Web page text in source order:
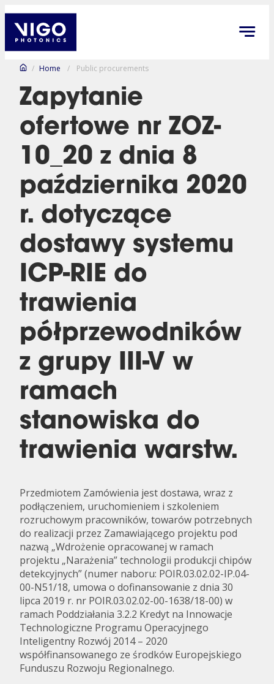
/ Home / Public procurements
Zapytanie
ofertowe nr ZOZ-
10_20 z dnia 8
października 2020
r. dotyczące
dostawy systemu
ICP-RIE do
trawienia
półprzewodników
z grupy III-V w
ramach
stanowiska do
trawienia warstw.
Przedmiotem Zamówienia jest dostawa, wraz z
podłączeniem, uruchomieniem i szkoleniem
rozruchowym pracowników, towarów potrzebnych
do realizacji przez Zamawiającego projektu pod
nazwą „Wdrożenie opracowanej w ramach
projektu „Narażenia” technologii produkcji chipów
detekcyjnych” (numer naboru: POIR.03.02.02-IP.04-
00-N51/18, umowa o dofinansowanie z dnia 30
lipca 2019 r. nr POIR.03.02.02-00-1638/18-00) w
ramach Poddziałania 3.2.2 Kredyt na Innowacje
Technologiczne Programu Operacyjnego
Inteligentny Rozwój 2014 – 2020
współfinansowanego ze środków Europejskiego
Funduszu Rozwoju Regionalnego.